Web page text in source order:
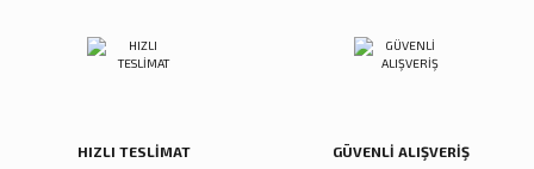
Ürün açıklamasında eksik bilgiler bulunuyor.
Ürün bilgilerinde hatalar bulunuyor.
HIZLI TESLİMAT
GÜVENLİ ALIŞVERİŞ